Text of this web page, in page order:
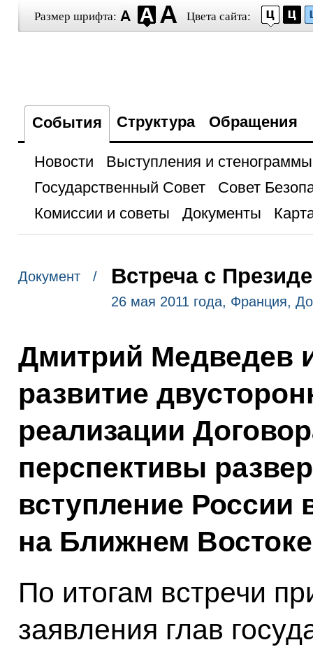
Размер шрифта: Цвета сайта:
События Структура Обращения
Новости
Выступления и стенограммы
Государственный Совет
Совет
Комиссии и советы
Документы
Документ / Встреча с
26 мая 2011 года, Франция,
Дмитрий Медведев
развитие
реализации
перспективы
вступление России
на Ближнем
По итогам встречи
заявления глав